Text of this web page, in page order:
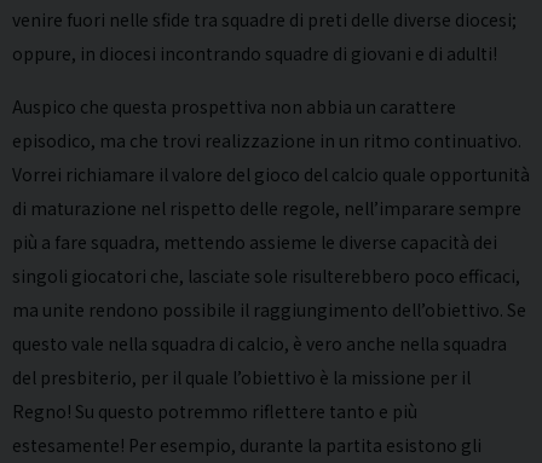
venire fuori nelle sfide tra squadre di preti delle diverse diocesi;
oppure, in diocesi incontrando squadre di giovani e di adulti!
Auspico che questa prospettiva non abbia un carattere
episodico, ma che trovi realizzazione in un ritmo continuativo.
Vorrei richiamare il valore del gioco del calcio quale opportunità
di maturazione nel rispetto delle regole, nell’imparare sempre
più a fare squadra, mettendo assieme le diverse capacità dei
singoli giocatori che, lasciate sole risulterebbero poco efficaci,
ma unite rendono possibile il raggiungimento dell’obiettivo. Se
questo vale nella squadra di calcio, è vero anche nella squadra
del presbiterio, per il quale l’obiettivo è la missione per il
Regno! Su questo potremmo riflettere tanto e più
estesamente! Per esempio, durante la partita esistono gli